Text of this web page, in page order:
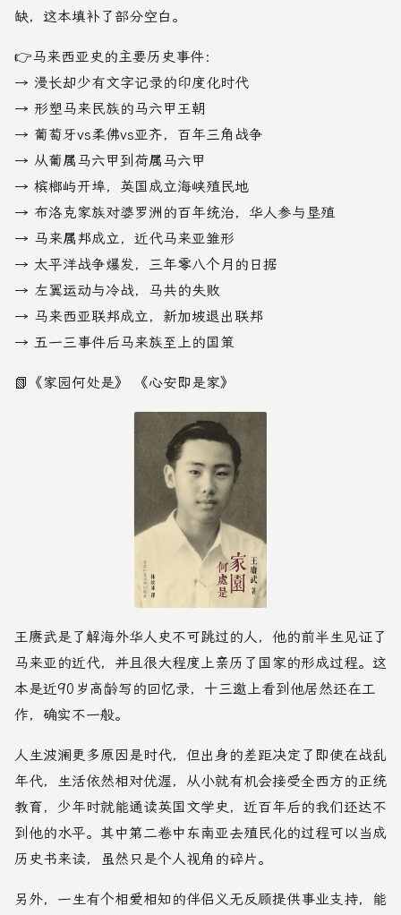
缺，这本填补了部分空白。
👉马来西亚史的主要历史事件：
→ 漫长却少有文字记录的印度化时代
→ 形塑马来民族的马六甲王朝
→ 葡萄牙vs柔佛vs亚齐，百年三角战争
→ 从葡属马六甲到荷属马六甲
→ 槟榔屿开埠，英国成立海峡殖民地
→ 布洛克家族对婆罗洲的百年统治，华人参与垦殖
→ 马来属邦成立，近代马来亚雏形
→ 太平洋战争爆发，三年零八个月的日据
→ 左翼运动与冷战，马共的失败
→ 马来西亚联邦成立，新加坡退出联邦
→ 五一三事件后马来族至上的国策
📗 《家园何处是》 《心安即是家》
王赓武是了解海外华人史不可跳过的人，他的前半生见证了
马来亚的近代，并且很大程度上亲历了国家的形成过程。这
本是近90岁高龄写的回忆录， 十三邀 上看到他居然还在工
作，确实不一般。
人生波澜更多原因是时代，但出身的差距决定了即使在战乱
年代，生活依然相对优渥，从小就有机会接受全西方的正统
教育，少年时就能通读英国文学史，近百年后的我们还达不
到他的水平。其中第二卷中东南亚去殖民化的过程可以当成
历史书来读，虽然只是个人视角的碎片。
另外，一生有个相爱相知的伴侣义无反顾提供事业支持，能